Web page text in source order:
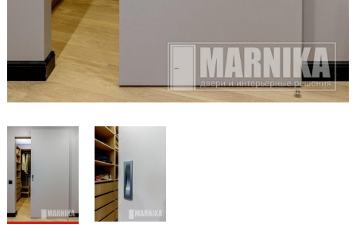
Двери-книги
Маятниковые
Межкомнатные перегородки
Стеновые панели
Образцы межкомнатные
Фурнитура
Ручки дверные